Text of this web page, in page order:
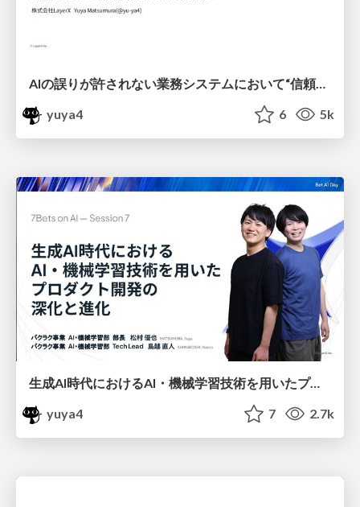
AIの誤りが許されない業務システムにおいて“信頼されるAI” を目指す / building-trusted-ai-systems
yuya4
6 5k
生成AI時代におけるAI・機械学習技術を用いたプロダクト開発の深化と進化 /evolving-ai-ml-products-in-genai-era
yuya4
7 2.7k